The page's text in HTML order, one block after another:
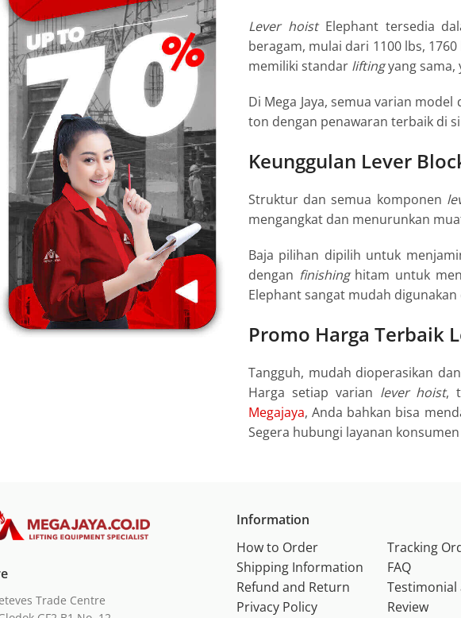
Lever hoistElephant tersedia
beragam, mulai dari 1100 lbs,
memiliki standar liftingyang sama,
Di Mega Jaya, semua varian
ton dengan penawaran terbaik di
Keunggulan Lever
Struktur dan semua komponen
mengangkat dan menurunkan
Baja pilihan dipilih untuk
dengan finishinghitam untuk
Elephant sangat mudah digunakan
Promo Harga Terbaik
Tangguh, mudah dioperasikan
Harga setiap varian lever hoist,
Megajaya, Anda bahkan bisa
Segera hubungi layanan konsumen
Trade Centre
Information
How to Order
Shipping Information
Refund and Return
Privacy Policy
Tracking
FAQ
Testimonial
Review